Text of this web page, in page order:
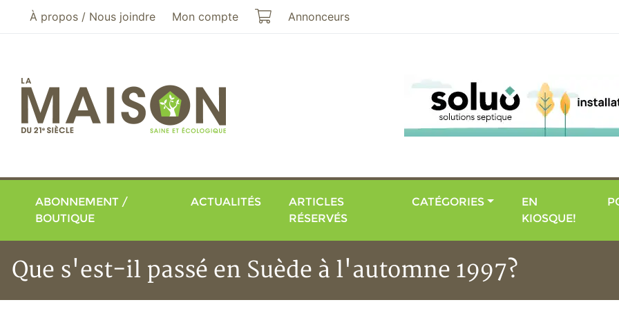
Aller au menu principal
Aller au contenu principal
À propos / Nous joindre Mon compte Mon panier
Annonceurs
ABONNEMENT /
BOUTIQUE
ACTUALITÉS
ARTICLES
RÉSERVÉS
CATÉGORIES
EN
KIOSQUE!
Que s'est-il passé en Suède à l'automne 1997?